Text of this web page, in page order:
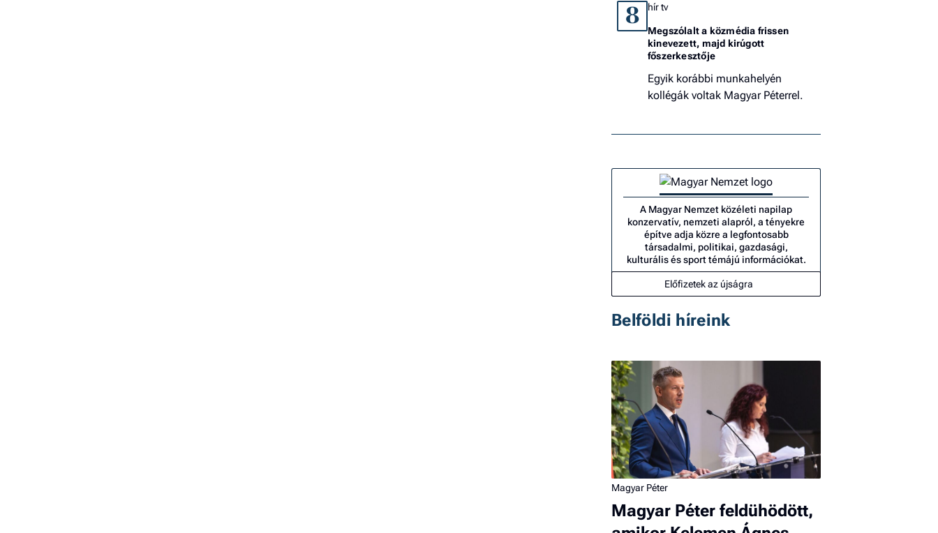
8 hír tv
Megszólalt a közmédia frissen
kinevezett, majd kirúgott
főszerkesztője
Egyik korábbi munkahelyén
kollégák voltak Magyar Péterrel.
A Magyar Nemzet közéleti napilap
konzervatív, nemzeti alapról, a tényekre
építve adja közre a legfontosabb
társadalmi, politikai, gazdasági,
kulturális és sport témájú információkat.
Előfizetek az újságra
Belföldi híreink
Magyar Péter
Magyar Péter feldühödött,